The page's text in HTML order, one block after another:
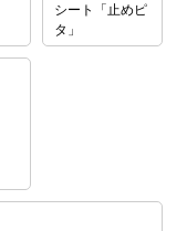
シート「止めピ
タ」